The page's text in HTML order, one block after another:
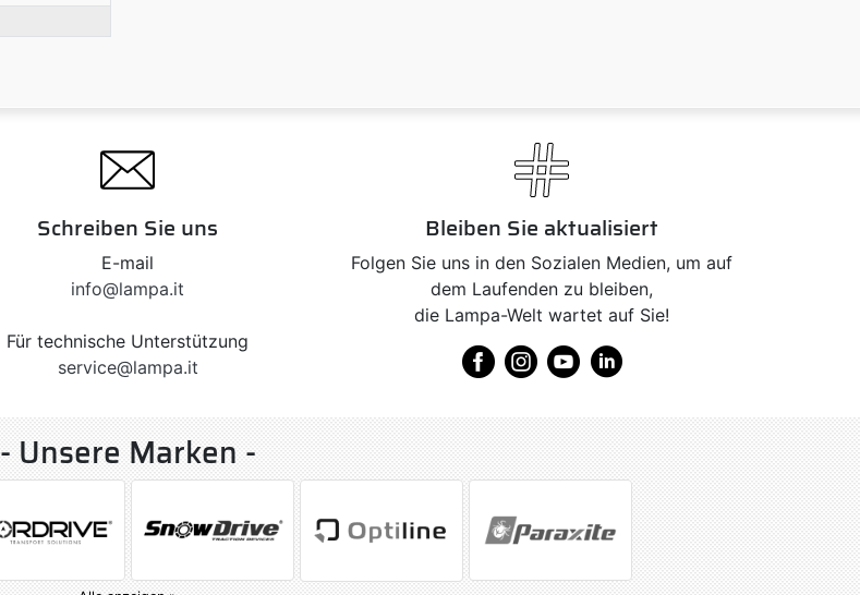
Schreiben Sie uns
E-mail
info@lampa.it
Für technische Unterstützung
service@lampa.it
Bleiben Sie aktualisiert
Folgen Sie uns in den Sozialen Medien, um auf
dem Laufenden zu bleiben,
die Lampa-Welt wartet auf Sie!
- Unsere Marken -